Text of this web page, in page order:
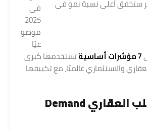
أعلى نسبة نمو في
في
2025
موضو
عيًا
7 مؤشرات أساسية
تستخدمها كبرى
والاستثماري عالميًا، مع تكييفها
1) معدل الطلب العقاري Demand